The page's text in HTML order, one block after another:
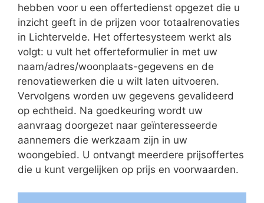
hebben voor u een offertedienst opgezet die u
inzicht geeft in de prijzen voor totaalrenovaties
in Lichtervelde. Het offertesysteem werkt als
volgt: u vult het offerteformulier in met uw
naam/adres/woonplaats-gegevens en de
renovatiewerken die u wilt laten uitvoeren.
Vervolgens worden uw gegevens gevalideerd
op echtheid. Na goedkeuring wordt uw
aanvraag doorgezet naar geïnteresseerde
aannemers die werkzaam zijn in uw
woongebied. U ontvangt meerdere prijsoffertes
die u kunt vergelijken op prijs en voorwaarden.